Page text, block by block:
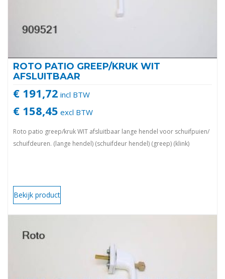
ROTO PATIO GREEP/KRUK WIT
AFSLUITBAAR
€ 191,72 incl BTW
€ 158,45 excl BTW
Roto patio greep/kruk WIT afsluitbaar lange hendel voor schuifpuien/
schuifdeuren. (lange hendel) (schuifdeur hendel) (greep) (klink)
Bekijk product